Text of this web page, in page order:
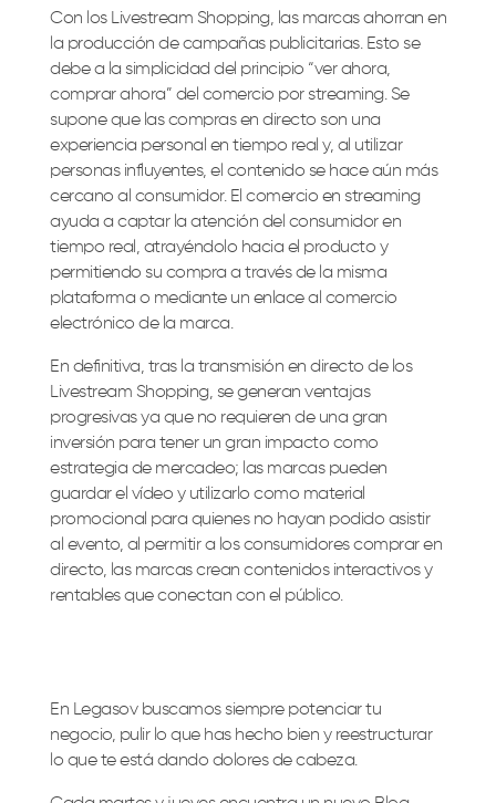
Con los Livestream Shopping, las marcas ahorran en
la producción de campañas publicitarias. Esto se
debe a la simplicidad del principio “ver ahora,
comprar ahora” del comercio por streaming. Se
supone que las compras en directo son una
experiencia personal en tiempo real y, al utilizar
personas influyentes, el contenido se hace aún más
cercano al consumidor. El comercio en streaming
ayuda a captar la atención del consumidor en
tiempo real, atrayéndolo hacia el producto y
permitiendo su compra a través de la misma
plataforma o mediante un enlace al comercio
electrónico de la marca.
En definitiva, tras la transmisión en directo de los
Livestream Shopping, se generan ventajas
progresivas ya que no requieren de una gran
inversión para tener un gran impacto como
estrategia de mercadeo; las marcas pueden
guardar el vídeo y utilizarlo como material
promocional para quienes no hayan podido asistir
al evento, al permitir a los consumidores comprar en
directo, las marcas crean contenidos interactivos y
rentables que conectan con el público.
En Legasov buscamos siempre potenciar tu
negocio, pulir lo que has hecho bien y reestructurar
lo que te está dando dolores de cabeza.